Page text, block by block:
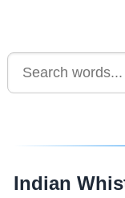
Indian